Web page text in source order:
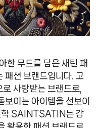
무드를 담은 새틴 패
패션 브랜드입니다. 고
사랑받는 브랜드로,
보이는 아이템을 선보이
학 SAINTSATIN는 감